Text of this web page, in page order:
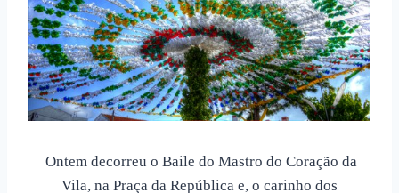
Ontem decorreu o Baile do Mastro do Coração da
Vila, na Praça da República e, o carinho dos